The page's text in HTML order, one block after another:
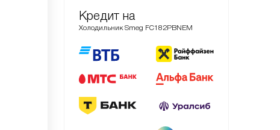
Кредит на
Холодильник Smeg FC182PBNEM